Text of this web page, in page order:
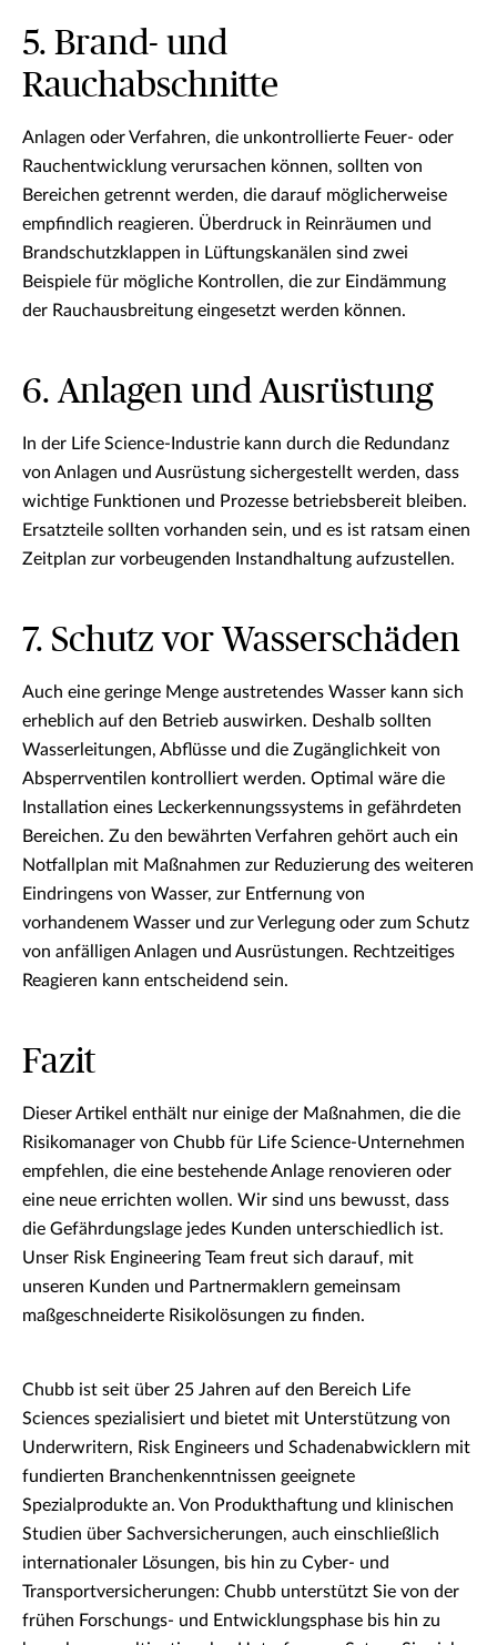
5. Brand- und
Rauchabschnitte
Anlagen oder Verfahren, die unkontrollierte Feuer- oder
Rauchentwicklung verursachen können, sollten von
Bereichen getrennt werden, die darauf möglicherweise
empfindlich reagieren. Überdruck in Reinräumen und
Brandschutzklappen in Lüftungskanälen sind zwei
Beispiele für mögliche Kontrollen, die zur Eindämmung
der Rauchausbreitung eingesetzt werden können.
6. Anlagen und Ausrüstung
In der Life Science-Industrie kann durch die Redundanz
von Anlagen und Ausrüstung sichergestellt werden, dass
wichtige Funktionen und Prozesse betriebsbereit bleiben.
Ersatzteile sollten vorhanden sein, und es ist ratsam einen
Zeitplan zur vorbeugenden Instandhaltung aufzustellen.
7. Schutz vor Wasserschäden
Auch eine geringe Menge austretendes Wasser kann sich
erheblich auf den Betrieb auswirken. Deshalb sollten
Wasserleitungen, Abflüsse und die Zugänglichkeit von
Absperrventilen kontrolliert werden. Optimal wäre die
Installation eines Leckerkennungssystems in gefährdeten
Bereichen. Zu den bewährten Verfahren gehört auch ein
Notfallplan mit Maßnahmen zur Reduzierung des weiteren
Eindringens von Wasser, zur Entfernung von
vorhandenem Wasser und zur Verlegung oder zum Schutz
von anfälligen Anlagen und Ausrüstungen. Rechtzeitiges
Reagieren kann entscheidend sein.
Fazit
Dieser Artikel enthält nur einige der Maßnahmen, die die
Risikomanager von Chubb für Life Science-Unternehmen
empfehlen, die eine bestehende Anlage renovieren oder
eine neue errichten wollen. Wir sind uns bewusst, dass
die Gefährdungslage jedes Kunden unterschiedlich ist.
Unser Risk Engineering Team freut sich darauf, mit
unseren Kunden und Partnermaklern gemeinsam
maßgeschneiderte Risikolösungen zu finden.
Chubb ist seit über 25 Jahren auf den Bereich Life
Sciences spezialisiert und bietet mit Unterstützung von
Underwritern, Risk Engineers und Schadenabwicklern mit
fundierten Branchenkenntnissen geeignete
Spezialprodukte an. Von Produkthaftung und klinischen
Studien über Sachversicherungen, auch einschließlich
internationaler Lösungen, bis hin zu Cyber- und
Transportversicherungen: Chubb unterstützt Sie von der
frühen Forschungs- und Entwicklungsphase bis hin zu